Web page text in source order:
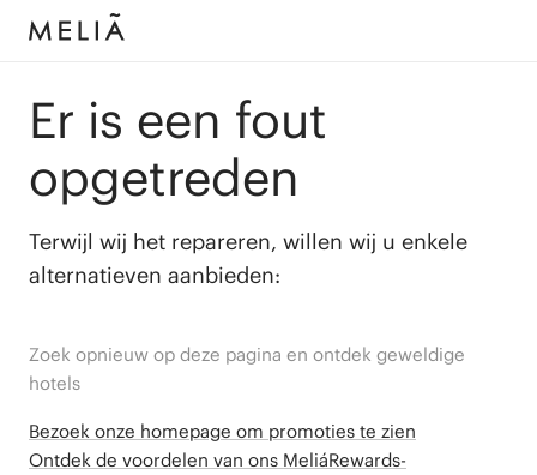
Er is een fout
opgetreden
Terwijl wij het repareren, willen wij u enkele
alternatieven aanbieden:
Zoek opnieuw op deze pagina en ontdek geweldige
hotels
Bezoek onze homepage om promoties te zien
Ontdek de voordelen van ons MeliáRewards-